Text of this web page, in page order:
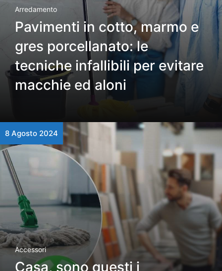
Arredamento
Pavimenti in cotto, marmo e
gres porcellanato: le
tecniche infallibili per evitare
macchie ed aloni
8 Agosto 2024
Accessori
Casa, sono questi i